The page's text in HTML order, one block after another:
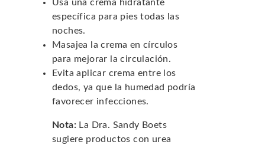
Usa una crema hidratante
específica para pies todas las
noches.
Masajea la crema en círculos
para mejorar la circulación.
Evita aplicar crema entre los
dedos, ya que la humedad podría
favorecer infecciones.
Nota: La Dra. Sandy Boets
sugiere productos con urea